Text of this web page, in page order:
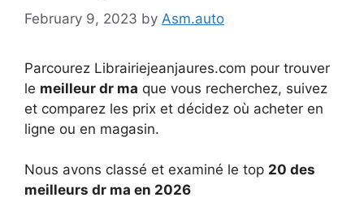
February 9, 2023 by Asm.auto
Parcourez Librairiejeanjaures.com pour trouver
le meilleur dr ma que vous recherchez, suivez
et comparez les prix et décidez où acheter en
ligne ou en magasin.
Nous avons classé et examiné le top 20 des
meilleurs dr ma en 2026